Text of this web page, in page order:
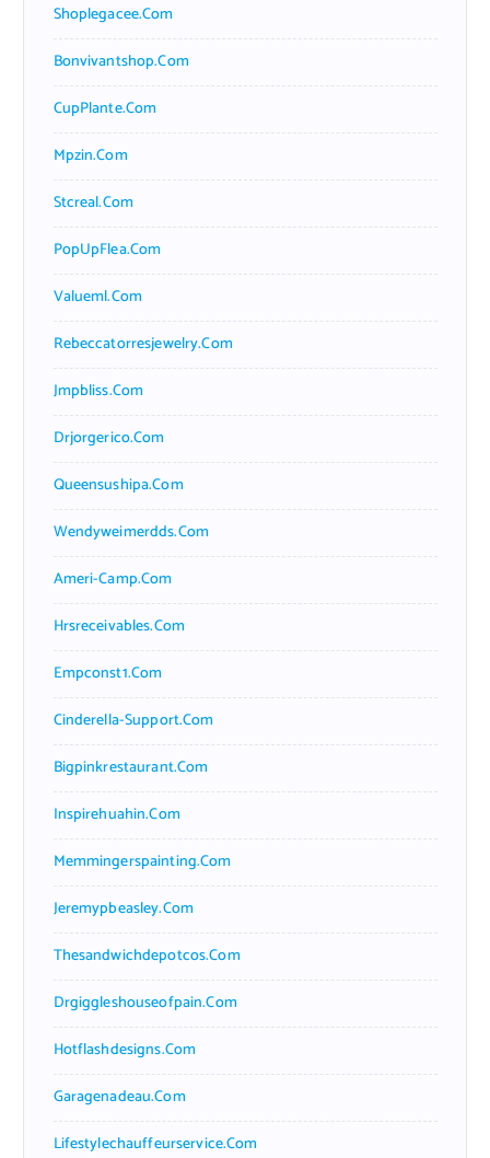
Shoplegacee.com
Bonvivantshop.com
CupPlante.com
Mpzin.com
Stcreal.com
PopUpFlea.com
Valueml.com
Rebeccatorresjewelry.com
Jmpbliss.com
Drjorgerico.com
Queensushipa.com
Wendyweimerdds.com
Ameri-Camp.com
Hrsreceivables.com
Empconst1.com
Cinderella-Support.com
Bigpinkrestaurant.com
Inspirehuahin.com
Memmingerspainting.com
Jeremypbeasley.com
Thesandwichdepotcos.com
Drgiggleshouseofpain.com
Hotflashdesigns.com
Garagenadeau.com
Lifestylechauffeurservice.com